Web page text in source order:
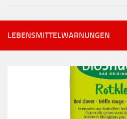
LEBENSMITTELWARNUNGEN